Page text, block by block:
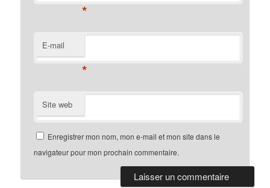
*
E-mail
*
Site web
Enregistrer mon nom, mon e-mail et mon site dans le
navigateur pour mon prochain commentaire.